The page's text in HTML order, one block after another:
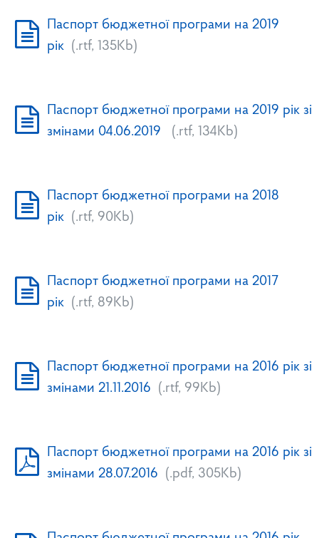
Паспорт бюджетної програми на 2019
рік (.rtf, 135Kb)
Паспорт бюджетної програми на 2019 рік зі
змінами 04.06.2019
(.rtf, 134Kb)
Паспорт бюджетної програми на 2018
рік (.rtf, 90Kb)
Паспорт бюджетної програми на 2017
рік (.rtf, 89Kb)
Паспорт бюджетної програми на 2016 рік зі
змінами 21.11.2016 (.rtf, 99Kb)
Паспорт бюджетної програми на 2016 рік зі
змінами 28.07.2016 (.pdf, 305Kb)